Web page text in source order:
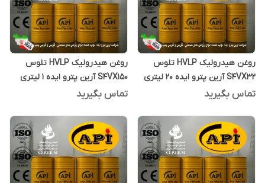
روغن هیدرولیک HVLP تلوس
S4VX32 آرین پترو ایده 20 لیتری
تماس بگیرید
روغن هیدرولیک HVLP تلوس
S4VX150 آرین پترو ایده 1 لیتری
تماس بگیرید